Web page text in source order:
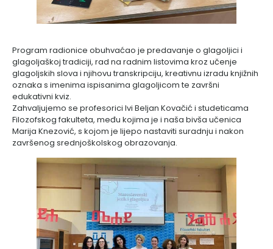
Program radionice obuhvaćao je predavanje o glagoljici i
glagoljaškoj tradiciji, rad na radnim listovima kroz učenje
glagoljskih slova i njihovu transkripciju, kreativnu izradu knjižnih
oznaka s imenima ispisanima glagoljicom te završni
edukativni kviz.
Zahvaljujemo se profesorici Ivi Beljan Kovačić i studeticama
Filozofskog fakulteta, među kojima je i naša bivša učenica
Marija Knezović, s kojom je lijepo nastaviti suradnju i nakon
završenog srednjoškolskog obrazovanja.